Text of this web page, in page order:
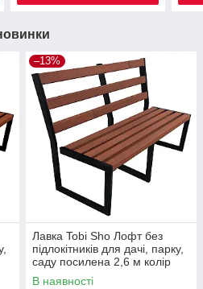
–13%
Лавка Tobi Sho Лофт без
підлокітників для дачі, парку,
саду посилена 2,6 м колір
черешня
В наявності